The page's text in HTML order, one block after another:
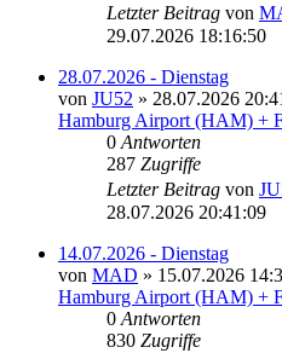
Letzter Beitrag von
29.07.2026 18:16:50
28.07.2026 - Dienstag
von JU52 » 28.07.2026
Hamburg Airport (HAM) +
0 Antworten
287 Zugriffe
Letzter Beitrag von
28.07.2026 20:41:09
14.07.2026 - Dienstag
von MAD » 15.07.2026
Hamburg Airport (HAM) +
0 Antworten
830 Zugriffe